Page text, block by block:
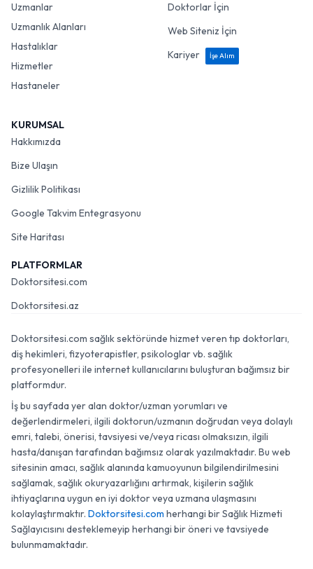
Uzmanlar
Uzmanlık Alanları
Hastalıklar
Hizmetler
Hastaneler
Doktorlar İçin
Web Siteniz İçin
Kariyer
İşe Alım
KURUMSAL
Hakkımızda
Bize Ulaşın
Gizlilik Politikası
Google Takvim Entegrasyonu
Site Haritası
PLATFORMLAR
Doktorsitesi.com
Doktorsitesi.az
Doktorsitesi.com sağlık sektöründe hizmet veren tıp doktorları,
diş hekimleri, fizyoterapistler, psikologlar vb. sağlık
profesyonelleri ile internet kullanıcılarını buluşturan bağımsız bir
platformdur.
İş bu sayfada yer alan doktor/uzman yorumları ve
değerlendirmeleri, ilgili doktorun/uzmanın doğrudan veya dolaylı
emri, talebi, önerisi, tavsiyesi ve/veya ricası olmaksızın, ilgili
hasta/danışan tarafından bağımsız olarak yazılmaktadır. Bu web
sitesinin amacı, sağlık alanında kamuoyunun bilgilendirilmesini
sağlamak, sağlık okuryazarlığını artırmak, kişilerin sağlık
ihtiyaçlarına uygun en iyi doktor veya uzmana ulaşmasını
kolaylaştırmaktır. Doktorsitesi.com herhangi bir Sağlık Hizmeti
Sağlayıcısını desteklemeyip herhangi bir öneri ve tavsiyede
bulunmamaktadır.